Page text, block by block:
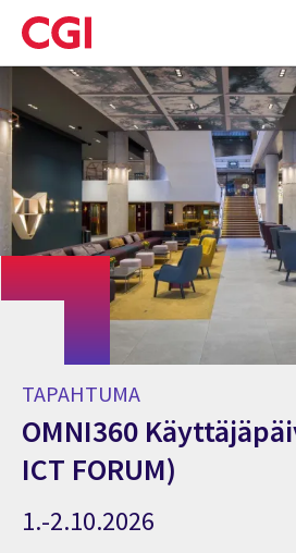
Skip
to
main
content
TAPAHTUMA
OMNI360
ICT FORUM)
1.-2.10.2026